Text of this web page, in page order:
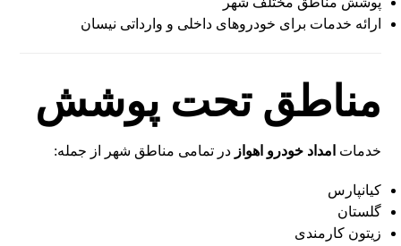
ارائه خدمات برای خودروهای داخلی و وارداتی نیسان
مناطق تحت پوشش
خدمات امداد خودرو اهواز در تمامی مناطق شهر از جمله:
کیانپارس
گلستان
زیتون کارمندی